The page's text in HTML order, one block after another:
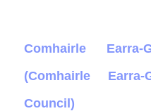
Comhairle
(Comhairle
Council)